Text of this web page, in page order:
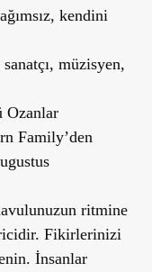
kendini
müzisyen,
Ozanlar
Family’den
ritmine
Fikirlerinizi
İnsanlar